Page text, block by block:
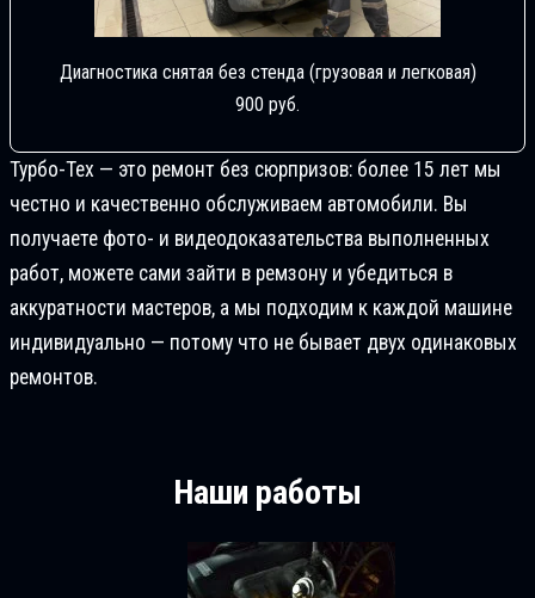
Диагностика снятая без стенда (грузовая и легковая)
900 руб.
Турбо-Тех — это ремонт без сюрпризов: более 15 лет мы
честно и качественно обслуживаем автомобили. Вы
получаете фото- и видеодоказательства выполненных
работ, можете сами зайти в ремзону и убедиться в
аккуратности мастеров, а мы подходим к каждой машине
индивидуально — потому что не бывает двух одинаковых
ремонтов.
Наши работы